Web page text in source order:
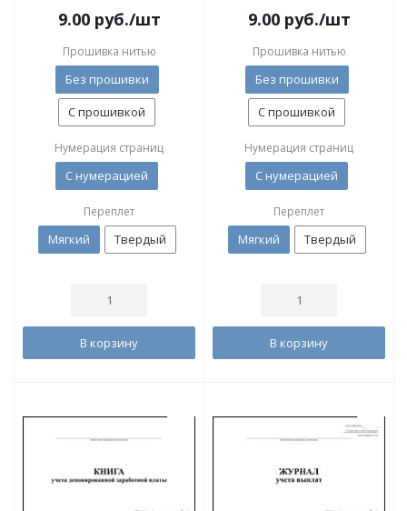
9.00руб./шт
Прошивка нитью
Без прошивки
С прошивкой
Нумерация страниц
С нумерацией
Переплет
Мягкий Твердый
В корзину
9.00руб./шт
Прошивка нитью
Без прошивки
С прошивкой
Нумерация страниц
С нумерацией
Переплет
Мягкий Твердый
В корзину